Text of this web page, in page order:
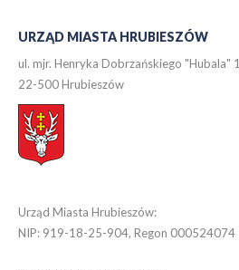
URZĄD MIASTA HRUBIESZÓW
ul. mjr. Henryka Dobrzańskiego "Hubala" 1
22-500 Hrubieszów
Urząd Miasta Hrubieszów:
NIP: 919-18-25-904, Regon 000524074